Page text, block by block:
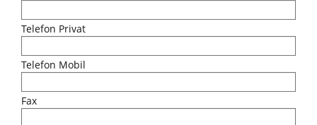
Telefon Privat
Telefon Mobil
Fax